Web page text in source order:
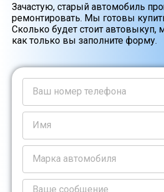
Зачастую, старый автомобиль
ремонтировать. Мы готовы
Сколько будет стоит
как только вы заполните форму.